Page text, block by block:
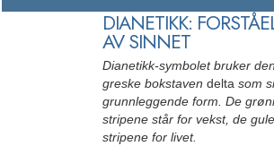
DIANETIKK:
AV SINNET
Dianetikk-symbolet bruker den
greske bokstaven delta som
grunnleggende form. De
stripene står for vekst, de gule
stripene for livet.